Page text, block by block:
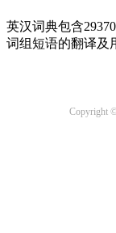
英汉词典包含
词组短语的翻译及
Copyright